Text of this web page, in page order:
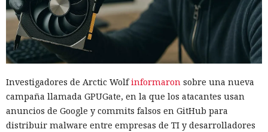
Investigadores de Arctic Wolfinformaron sobre una nueva
campaña llamada GPUGate, en la que los atacantes usan
anuncios de Google y commits falsos en GitHub para
distribuir malware entre empresas de TI y desarrolladores